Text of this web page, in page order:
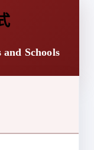
Schools